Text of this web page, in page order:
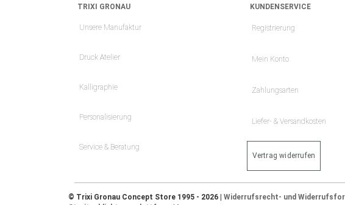
TRIXI GRONAU
Unsere Manufaktur
Druck Atelier
Kalligraphie
Personalisierung
Service & Beratung
KUNDENSERVICE
Registrierung
Mein Konto
Zahlungsarten
Liefer- & Versandkosten
Vertrag widerrufen
© Trixi Gronau Concept Store 1995 - 2026 | Widerrufsrecht- und